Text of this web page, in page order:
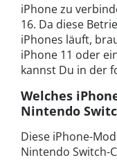
iPhone zu
16. Da diese
iPhones läuft,
iPhone 11 oder
kannst Du in der
Welches
Nintendo
Diese iPhone-
Nintendo Switch-